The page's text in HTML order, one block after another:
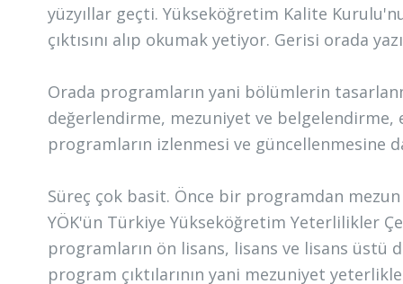
yüzyıllar geçti. Yükseköğretim Kalite
çıktısını alıp okumak yetiyor. Gerisi orada
Orada programların yani bölümlerin
değerlendirme, mezuniyet ve
programların izlenmesi ve güncellenmesine
Süreç çok basit. Önce bir programdan
YÖK'ün Türkiye Yükseköğretim Yeterlilikler
programların ön lisans, lisans ve lisans üstü
program çıktılarının yani mezuniyet